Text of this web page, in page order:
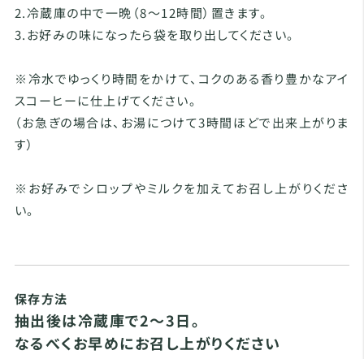
2.冷蔵庫の中で一晩（8～12時間）置きます。
3.お好みの味になったら袋を取り出してください。
※冷水でゆっくり時間をかけて、コクのある香り豊かなアイ
スコーヒーに仕上げてください。
（お急ぎの場合は、お湯につけて3時間ほどで出来上がりま
す）
※お好みでシロップやミルクを加えてお召し上がりくださ
い。
保存方法
抽出後は冷蔵庫で2～3日。
なるべくお早めにお召し上がりください